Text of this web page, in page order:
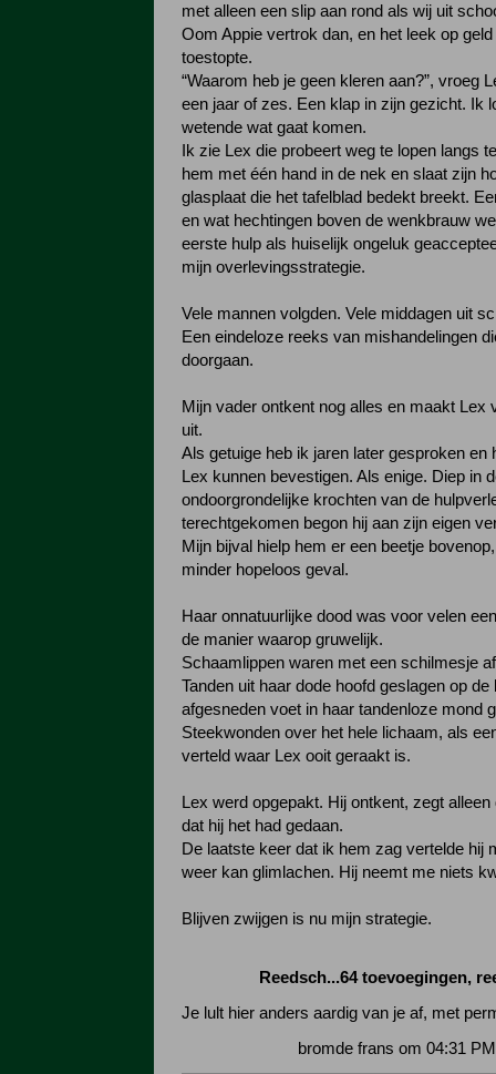
met alleen een slip aan rond als wij uit
Oom Appie vertrok dan, en het leek op
toestopte.
“Waarom heb je geen kleren aan?”, vroeg
een jaar of zes. Een klap in zijn gezicht. Ik
wetende wat gaat komen.
Ik zie Lex die probeert weg te lopen langs
hem met één hand in de nek en slaat zijn
glasplaat die het tafelblad bedekt breekt.
en wat hechtingen boven de wenkbrauw
eerste hulp als huiselijk ongeluk
mijn overlevingsstrategie.
Vele mannen volgden. Vele middagen uit
Een eindeloze reeks van mishandelingen
doorgaan.
Mijn vader ontkent nog alles en maakt Lex
uit.
Als getuige heb ik jaren later gesproken en
Lex kunnen bevestigen. Als enige. Diep in
ondoorgrondelijke krochten van de
terechtgekomen begon hij aan zijn eigen
Mijn bijval hielp hem er een beetje
minder hopeloos geval.
Haar onnatuurlijke dood was voor velen
de manier waarop gruwelijk.
Schaamlippen waren met een schilmesje
Tanden uit haar dode hoofd geslagen op de
afgesneden voet in haar tandenloze mond
Steekwonden over het hele lichaam, als
verteld waar Lex ooit geraakt is.
Lex werd opgepakt. Hij ontkent, zegt
dat hij het had gedaan.
De laatste keer dat ik hem zag vertelde hij
weer kan glimlachen. Hij neemt me niets
Blijven zwijgen is nu mijn strategie.
Reedsch...64 toevoegingen,
Je lult hier anders aardig van je af, met
bromde frans om 04:31